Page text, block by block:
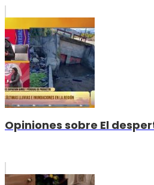
Opiniones sobre El